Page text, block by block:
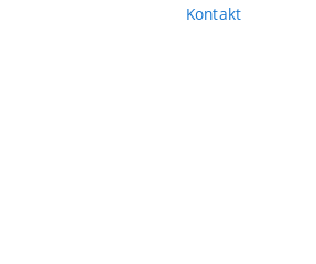
Kontakt